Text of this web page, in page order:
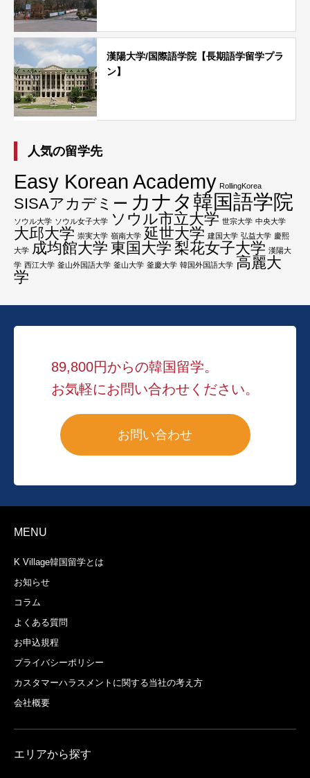
漢陽大学/国際語学院【長期語学留学プラ
ン】
人気の留学先
Easy Korean Academy RollingKorea
SISAアカデミー カナタ韓国語学院
ソウル大学 ソウル女子大学 ソウル市立大学 世宗大学 中央大学
大邱大学 崇実大学 嶺南大学 延世大学 建国大学 弘益大学 慶熙
大学 成均館大学 東国大学 梨花女子大学 漢陽大
学 西江大学 釜山外国語大学 釜山大学 釜慶大学 韓国外国語大学 高麗大
学
89,800円からの韓国留学。
お気軽にお問い合わせください。
お問い合わせ
MENU
K Village韓国留学とは
お知らせ
コラム
よくある質問
お申込規程
プライバシーポリシー
カスタマーハラスメントに関する当社の考え方
会社概要
エリアから探す